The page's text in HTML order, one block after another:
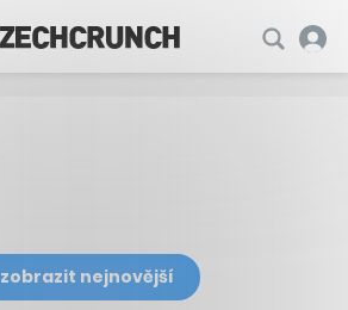
zobrazit nejnovější